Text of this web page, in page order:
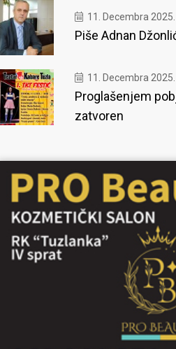
11. Decembra 2025.
Piše Adnan
11. Decembra 2025.
Proglašenjem
zatvoren